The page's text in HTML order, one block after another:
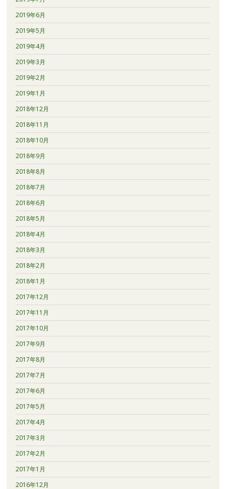
2019年6月
2019年5月
2019年4月
2019年3月
2019年2月
2019年1月
2018年12月
2018年11月
2018年10月
2018年9月
2018年8月
2018年7月
2018年6月
2018年5月
2018年4月
2018年3月
2018年2月
2018年1月
2017年12月
2017年11月
2017年10月
2017年9月
2017年8月
2017年7月
2017年6月
2017年5月
2017年4月
2017年3月
2017年2月
2017年1月
2016年12月